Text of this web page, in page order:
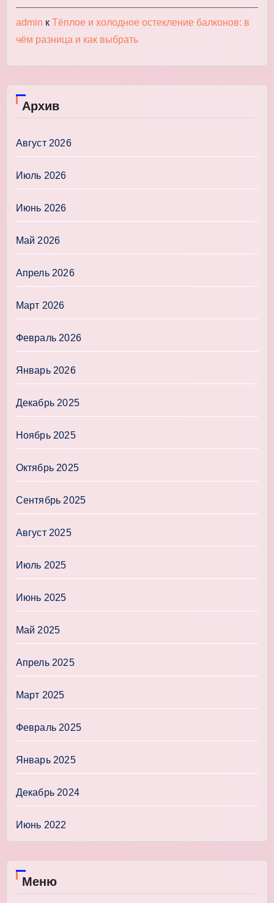
admin к Тёплое и холодное остекление балконов: в
чём разница и как выбрать
Архив
Август 2026
Июль 2026
Июнь 2026
Май 2026
Апрель 2026
Март 2026
Февраль 2026
Январь 2026
Декабрь 2025
Ноябрь 2025
Октябрь 2025
Сентябрь 2025
Август 2025
Июль 2025
Июнь 2025
Май 2025
Апрель 2025
Март 2025
Февраль 2025
Январь 2025
Декабрь 2024
Июнь 2022
Меню